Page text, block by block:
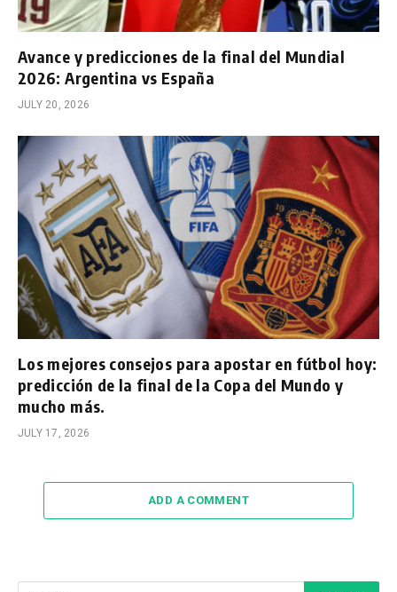
Avance y predicciones de la final del Mundial
2026: Argentina vs España
JULY 20, 2026
Los mejores consejos para apostar en fútbol hoy:
predicción de la final de la Copa del Mundo y
mucho más.
JULY 17, 2026
ADD A COMMENT